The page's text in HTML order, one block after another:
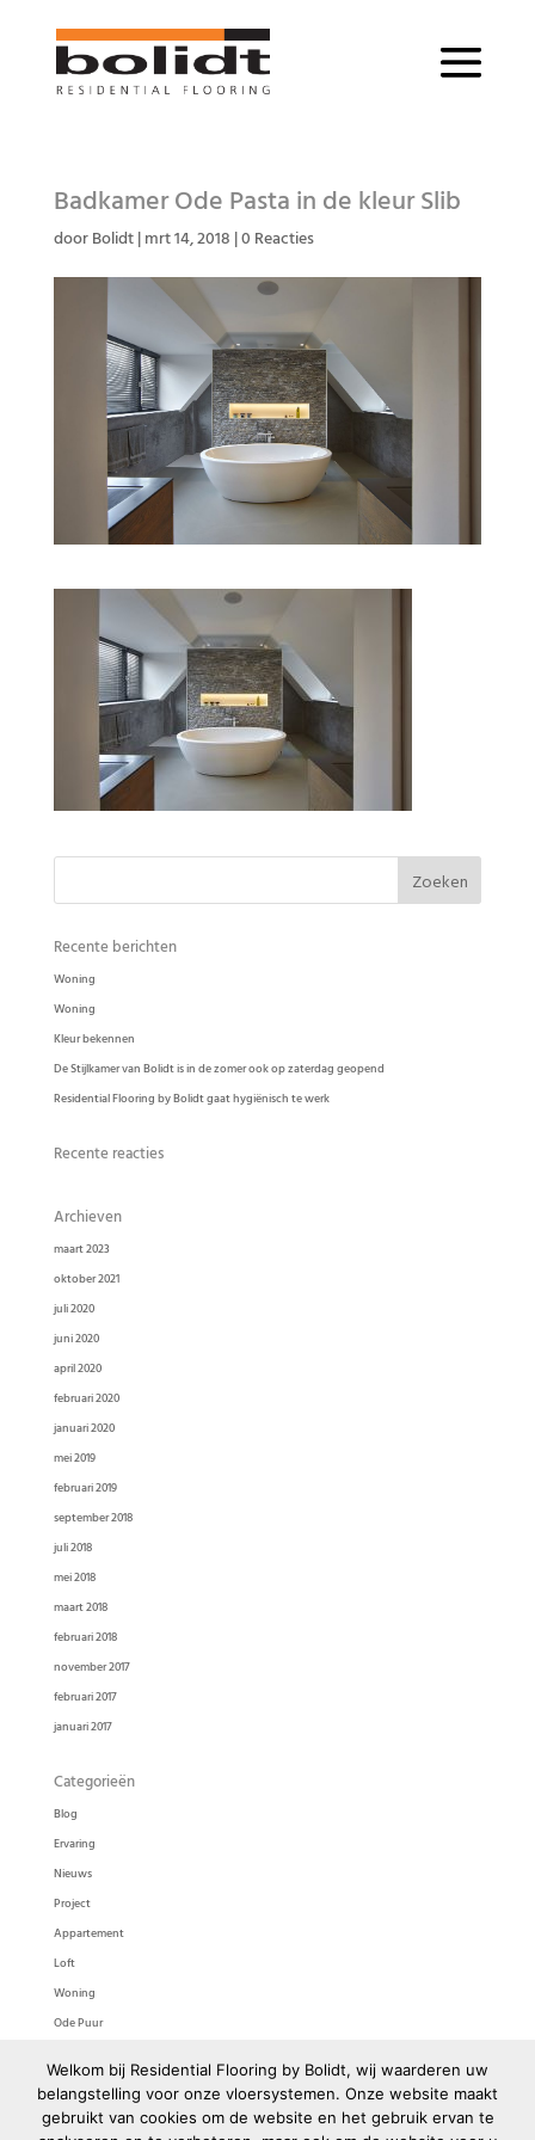
Badkamer Ode Pasta in de kleur Slib
doorBolidt|mrt 14, 2018 |0 Reacties
Recente berichten
Woning
Woning
Kleur bekennen
De Stijlkamer van Bolidt is in de zomer ook op zaterdag geopend
Residential Flooring by Bolidt gaat hygiënisch te werk
Recente reacties
Archieven
maart 2023
oktober 2021
juli 2020
juni 2020
april 2020
februari 2020
januari 2020
mei 2019
februari 2019
september 2018
juli 2018
mei 2018
maart 2018
februari 2018
november 2017
februari 2017
januari 2017
Categorieën
Blog
Ervaring
Nieuws
Project
Appartement
Loft
Woning
Ode Puur
Bolidtop 525
Welkom bij Residential Flooring by Bolidt, wij waarderen uw
belangstelling voor onze vloersystemen. Onze website maakt
gebruikt van cookies om de website en het gebruik ervan te